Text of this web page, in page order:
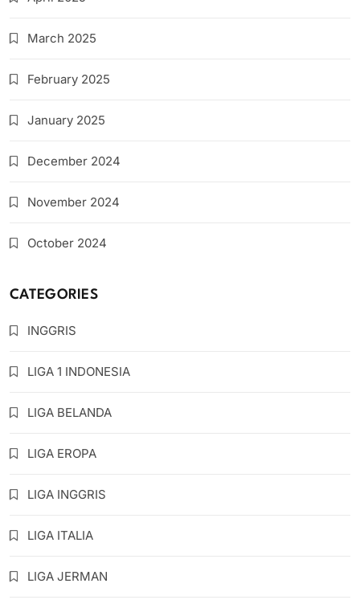
March 2025
February 2025
January 2025
December 2024
November 2024
October 2024
CATEGORIES
INGGRIS
LIGA 1 INDONESIA
LIGA BELANDA
LIGA EROPA
LIGA INGGRIS
LIGA ITALIA
LIGA JERMAN